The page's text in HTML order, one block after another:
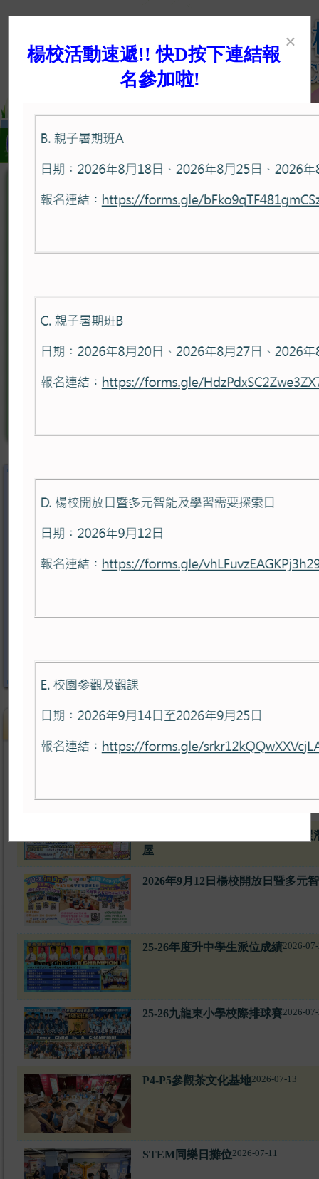
最新消息
楊校關愛好精「晨」，朝七晚完
屋
2026年9月12日楊校開放日暨多元
25-26年度升中學生派位成績2026-
25-26九龍東小學校際排球賽2026-
P4-P5參觀茶文化基地2026-07-13
STEM同樂日攤位2026-07-11
×
楊校活動速遞!! 快D按下連結報
名參加啦!